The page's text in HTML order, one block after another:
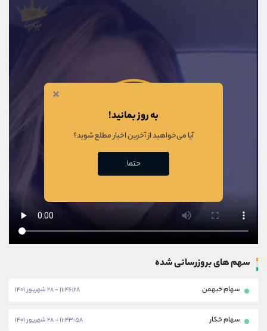
سهم های بروزرسانی شده
سهام خبهمن ۱۱:۴۶:۲۸ - ۲۸ شهریور ۱۴۰۱
سهام خکار ۱۱:۴۳:۵۸ - ۲۸ شهریور ۱۴۰۱
×
به روز بمانید!
آیا می‌خواهید از آخرین اخبار مطلع شوید؟
حتما